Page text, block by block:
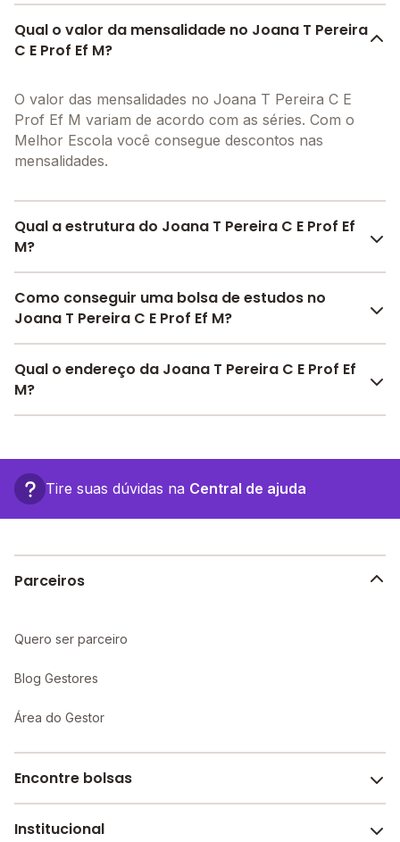
Qual o valor da mensalidade no Joana T Pereira
C E Prof Ef M?
O valor das mensalidades no Joana T Pereira C E
Prof Ef M variam de acordo com as séries. Com o
Melhor Escola você consegue descontos nas
mensalidades.
Qual a estrutura do Joana T Pereira C E Prof Ef
M?
O Joana T Pereira C E Prof Ef M oferece toda a
estrutura necessária para o conforto e
Pátio Coberto, Área Verde, Quadra Esportiva Coberta,
Biblioteca, Quadra Esportiva Descoberta, Refeitório,
Laboratório de ciências, Sala de professores, Pátio
estruturas.
Como conseguir uma bolsa de estudos no
Joana T Pereira C E Prof Ef M?
Pesquise bolsas disponíveis no Melhor Escola e
encontre o melhor desconto para você.
Qual o endereço da Joana T Pereira C E Prof Ef
M?
tadeu meyer, 00449 - Castro - PR.
Tire suas dúvidas na Central de ajuda
Parceiros
Quero ser parceiro
Blog Gestores
Área do Gestor
Encontre bolsas
Melhores escolas de São Paulo
Institucional